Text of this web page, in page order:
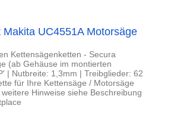
UC4551A Motorsäge
Kettensägenketten - Secura
(ab Gehäuse im montierten
| Nutbreite: 1,3mm | Treibglieder: 62
für Ihre Kettensäge / Motorsäge
Hinweise siehe Beschreibung